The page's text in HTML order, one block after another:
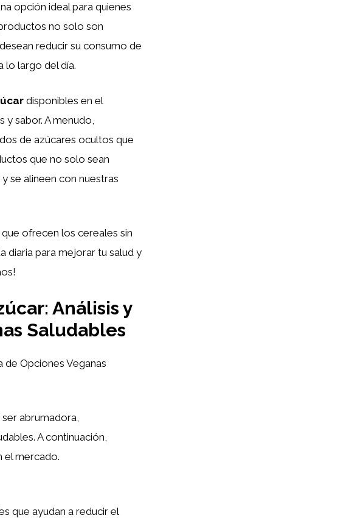
opción ideal para quienes
no solo son
reducir su consumo de
lo largo del día.
disponibles en el
sabor. A menudo,
de azúcares ocultos que
que no solo sean
y se alineen con nuestras
ofrecen los cereales sin
diaria para mejorar tu salud y
Análisis y
Saludables
Opciones Veganas
abrumadora,
A continuación,
el mercado.
que ayudan a reducir el